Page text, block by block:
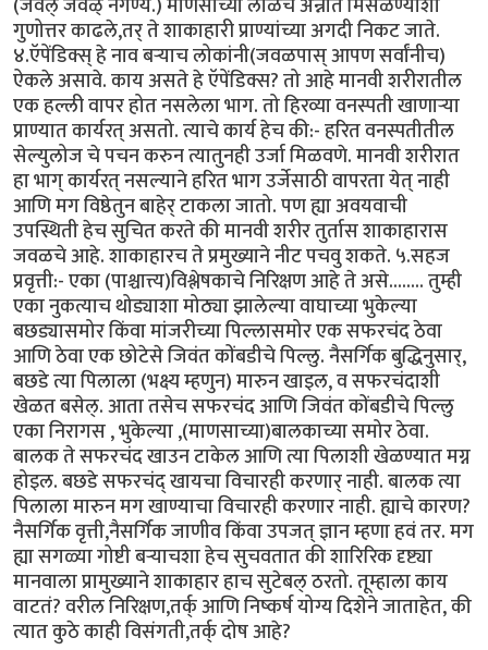
गुणोत्तर काढले,तर् ते शाकाहारी प्राण्यांच्या अगदी निकट जाते.
४.ऍपेंडिक्स् हे नाव बर्‍याच लोकांनी(जवळपास् आपण सर्वांनीच)
ऐकले असावे. काय असते हे ऍपेंडिक्स? तो आहे मानवी शरीरातील
एक हल्ली वापर होत नसलेला भाग. तो हिरव्या वनस्पती खाणार्‍या
प्राण्यात कार्यरत् असतो. त्याचे कार्य हेच की:- हरित वनस्पतीतील
सेल्युलोज चे पचन करुन त्यातुनही उर्जा मिळवणे. मानवी शरीरात
हा भाग् कार्यरत् नसल्याने हरित भाग उर्जेसाठी वापरता येत् नाही
आणि मग विष्ठेतुन बाहेर् टाकला जातो. पण ह्या अवयवाची
उपस्थिती हेच सुचित करते की मानवी शरीर तुर्तास शाकाहारास
जवळचे आहे. शाकाहारच ते प्रमुख्याने नीट पचवु शकते. ५.सहज
प्रवृत्ती:- एका (पाश्चात्त्य)विश्लेषकाचे निरिक्षण आहे ते असे........ तुम्ही
एका नुकत्याच थोड्याशा मोठ्या झालेल्या वाघाच्या भुकेल्या
बछड्यासमोर किंवा मांजरीच्या पिल्लासमोर एक सफरचंद ठेवा
आणि ठेवा एक छोटेसे जिवंत कोंबडीचे पिल्लु. नैसर्गिक बुद्धिनुसार्,
बछडे त्या पिलाला (भक्ष्य म्हणुन) मारुन खाइल, व सफरचंदाशी
खेळत बसेल्. आता तसेच सफरचंद आणि जिवंत कोंबडीचे पिल्लु
एका निरागस , भुकेल्या ,(माणसाच्या)बालकाच्या समोर ठेवा.
बालक ते सफरचंद खाउन टाकेल आणि त्या पिलाशी खेळण्यात मग्न
होइल. बछडे सफरचंद् खायचा विचारही करणार् नाही. बालक त्या
पिलाला मारुन मग खाण्याचा विचारही करणार नाही. ह्याचे कारण?
नैसर्गिक वृत्ती,नैसर्गिक जाणीव किंवा उपजत् ज्ञान म्हणा हवं तर. मग
ह्या सगळ्या गोष्टी बर्‍याचशा हेच सुचवतात की शारिरिक दृष्ट्या
मानवाला प्रामुख्याने शाकाहार हाच सुटेबल् ठरतो. तूम्हाला काय
वाटतं? वरील निरिक्षण,तर्क् आणि निष्कर्ष योग्य दिशेने जाताहेत, की
त्यात कुठे काही विसंगती,तर्क् दोष आहे?